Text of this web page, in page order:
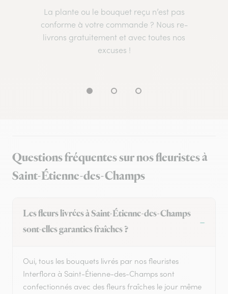
La plante ou le bouquet reçu n’est pas
conforme à votre commande ? Nous re-
livrons gratuitement et avec toutes nos
excuses !
Questions fréquentes sur nos fleuristes à
Saint-Étienne-des-Champs
Les fleurs livrées à Saint-Étienne-des-Champs
sont-elles garanties fraîches ?
Oui, tous les bouquets livrés par nos fleuristes
Interflora à Saint-Étienne-des-Champs sont
confectionnés avec des fleurs fraîches le jour même